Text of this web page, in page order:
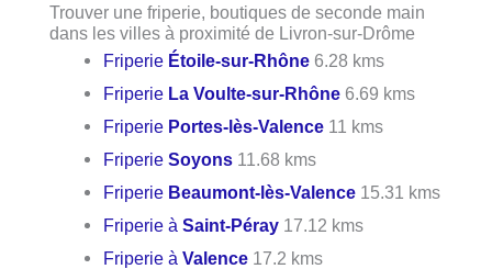
Trouver une friperie, boutiques de seconde main
dans les villes à proximité de Livron-sur-Drôme
Friperie Étoile-sur-Rhône 6.28 kms
Friperie La Voulte-sur-Rhône 6.69 kms
Friperie Portes-lès-Valence 11 kms
FriperieSoyons 11.68 kms
Friperie Beaumont-lès-Valence 15.31 kms
Friperie àSaint-Péray 17.12 kms
Friperie àValence 17.2 kms